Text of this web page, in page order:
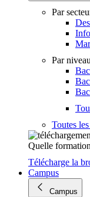
Par
Par niveau
Toutes
Quelle
Télécharge la
Campus
Campus